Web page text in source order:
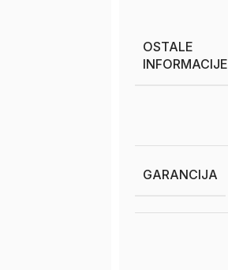
OSTALE
INFORMACIJE
GARANCIJA